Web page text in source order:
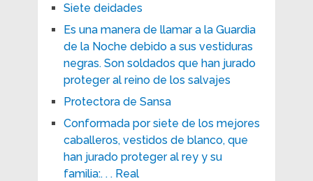
Siete deidades
Es una manera de llamar a la Guardia
de la Noche debido a sus vestiduras
negras. Son soldados que han jurado
proteger al reino de los salvajes
Protectora de Sansa
Conformada por siete de los mejores
caballeros, vestidos de blanco, que
han jurado proteger al rey y su
familia:. . . Real